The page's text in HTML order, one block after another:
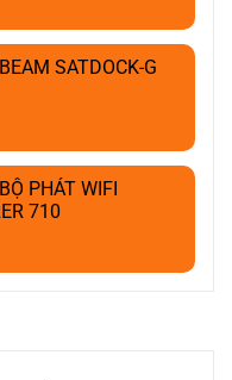
SATDOCK-G
PHÁT WIFI
710